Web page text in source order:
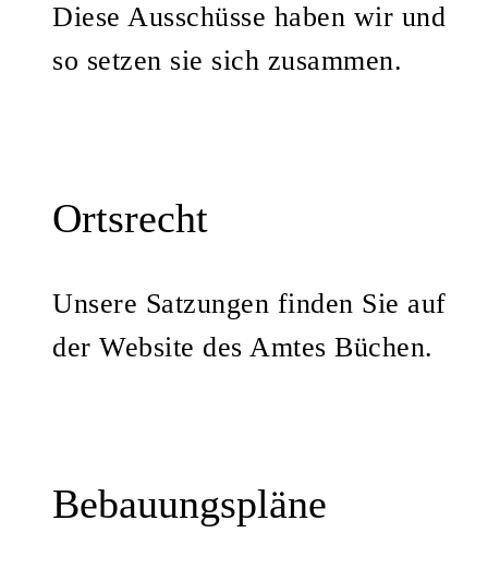
Diese Ausschüsse haben wir und
so setzen sie sich zusammen.
Ortsrecht
Unsere Satzungen finden Sie auf
der Website des Amtes Büchen.
Bebauungspläne